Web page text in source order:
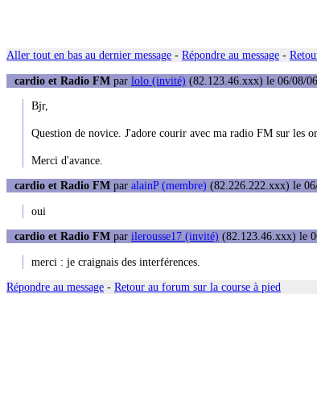
Aller tout en bas au dernier message - Répondre au message -
cardio et Radio FM par lolo (invité) (82.123.46.xxx) le 06/08/
Bjr,
Question de novice. J'adore courir avec ma radio FM sur les
Merci d'avance.
cardio et Radio FM par alainP (membre) (82.226.222.xxx) le
oui
cardio et Radio FM par ilerousse17 (invité) (82.123.46.xxx) le
merci : je craignais des interférences.
Répondre au message - Retour au forum sur la course à pied